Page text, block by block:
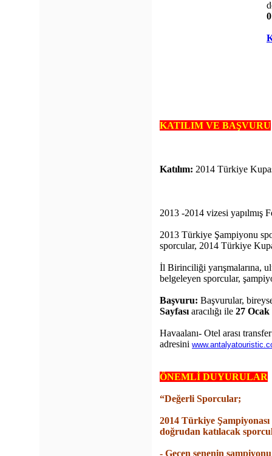
KATILIM VE BAŞVURU
Katılım: 2014 Türkiye
2013 -2014 vizesi yapılmış
2013 Türkiye Şampiyonu
sporcular, 2014 Türkiye
İl Birinciliği yarışmalarına,
belgeleyen sporcular,
Başvuru: Başvurular,
Sayfası aracılığı ile 27 Ocak
Havaalanı- Otel arası
adresini
ÖNEMLİ DUYURULAR
“Değerli Sporcular;
2014 Türkiye
doğrudan katılacak
- Geçen senenin şampiyonu